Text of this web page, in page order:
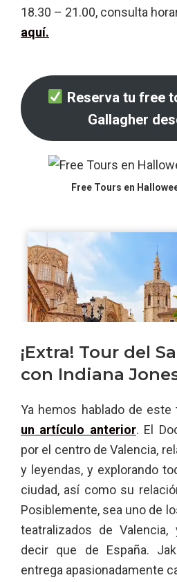
18.30 – 21.00, consulta
aquí.
Reserva tu free
Gallagher
Free Tours en
¡Extra! Tour del
con Indiana
Ya hemos hablado de este
un artículo anterior. El
por el centro de Valencia,
y leyendas, y explorando
ciudad, así como su
Posiblemente, sea uno de
teatralizados de
decir que de España.
entrega apasionadamente